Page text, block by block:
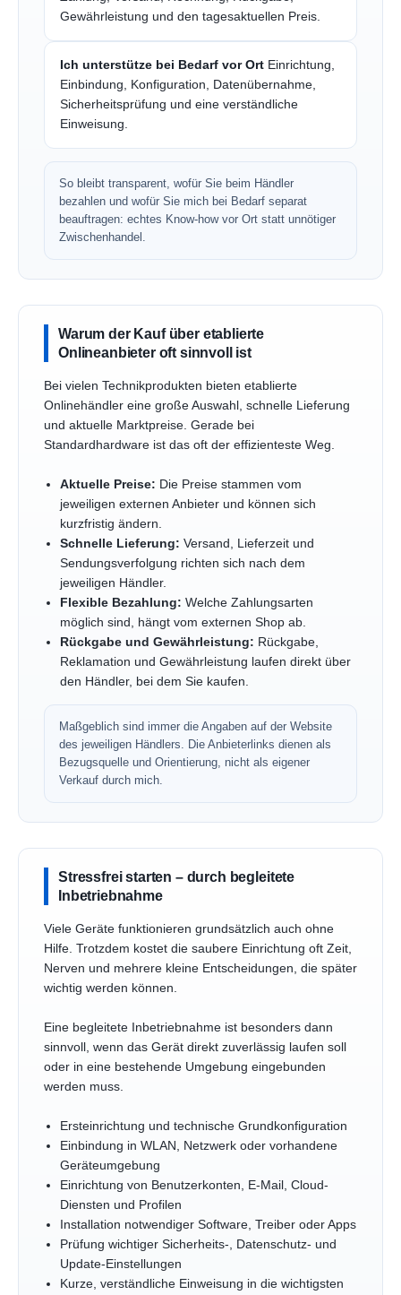
Gewährleistung und den tagesaktuellen Preis.
Ich unterstütze bei Bedarf vor Ort Einrichtung,
Einbindung, Konfiguration, Datenübernahme,
Sicherheitsprüfung und eine verständliche
Einweisung.
So bleibt transparent, wofür Sie beim Händler
bezahlen und wofür Sie mich bei Bedarf separat
beauftragen: echtes Know-how vor Ort statt unnötiger
Zwischenhandel.
Warum der Kauf über etablierte
Onlineanbieter oft sinnvoll ist
Bei vielen Technikprodukten bieten etablierte
Onlinehändler eine große Auswahl, schnelle Lieferung
und aktuelle Marktpreise. Gerade bei
Standardhardware ist das oft der effizienteste Weg.
Aktuelle Preise: Die Preise stammen vom
jeweiligen externen Anbieter und können sich
kurzfristig ändern.
Schnelle Lieferung: Versand, Lieferzeit und
Sendungsverfolgung richten sich nach dem
jeweiligen Händler.
Flexible Bezahlung: Welche Zahlungsarten
möglich sind, hängt vom externen Shop ab.
Rückgabe und Gewährleistung: Rückgabe,
Reklamation und Gewährleistung laufen direkt über
den Händler, bei dem Sie kaufen.
Maßgeblich sind immer die Angaben auf der Website
des jeweiligen Händlers. Die Anbieterlinks dienen als
Bezugsquelle und Orientierung, nicht als eigener
Verkauf durch mich.
Stressfrei starten – durch begleitete
Inbetriebnahme
Viele Geräte funktionieren grundsätzlich auch ohne
Hilfe. Trotzdem kostet die saubere Einrichtung oft Zeit,
Nerven und mehrere kleine Entscheidungen, die später
wichtig werden können.
Eine begleitete Inbetriebnahme ist besonders dann
sinnvoll, wenn das Gerät direkt zuverlässig laufen soll
oder in eine bestehende Umgebung eingebunden
werden muss.
Ersteinrichtung und technische Grundkonfiguration
Einbindung in WLAN, Netzwerk oder vorhandene
Geräteumgebung
Einrichtung von Benutzerkonten, E-Mail, Cloud-
Diensten und Profilen
Installation notwendiger Software, Treiber oder Apps
Prüfung wichtiger Sicherheits-, Datenschutz- und
Update-Einstellungen
Kurze, verständliche Einweisung in die wichtigsten